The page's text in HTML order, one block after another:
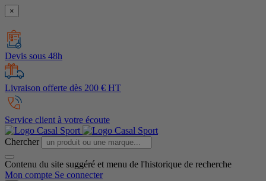
×
Devis sous 48h
Livraison offerte dès 200 € HT
Service client à votre écoute
Chercher
Contenu du site suggéré et menu de l'historique de recherche
Mon compte Se connecter